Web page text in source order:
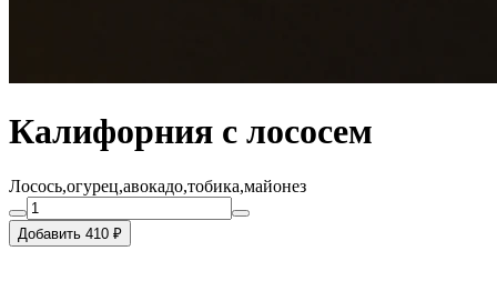
Калифорния с лососем
Лосось,огурец,авокадо,тобика,майонез
Добавить 410 ₽